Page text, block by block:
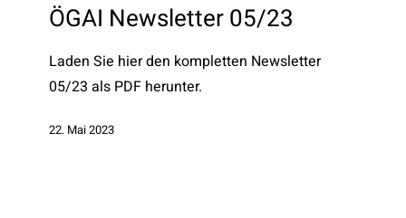
05/23ÖGAI Newsletter 05/23
Laden Sie hier den kompletten Newsletter
05/23 als PDF herunter.
22. Mai 2023